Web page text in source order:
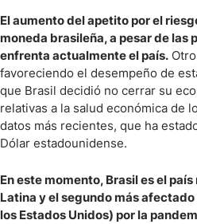
El aumento del apetito por el
moneda brasileña, a pesar de las
enfrenta actualmente el país.
favoreciendo el desempeño de
que Brasil decidió no cerrar su
relativas a la salud económica de
datos más recientes, que ha
Dólar estadounidense.
En este momento, Brasil es el
Latina y el segundo más
los Estados Unidos) por la